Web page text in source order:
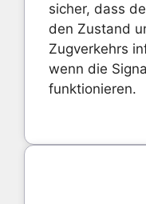
sicher, dass
den Zustand
Zugverkehrs
wenn die
funktionieren.